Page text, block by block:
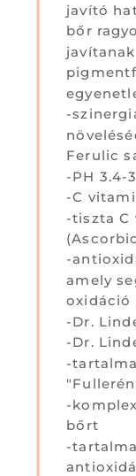
javító
bőr
-
Ferulic
-PH 3.4-
-C
-tiszta
-
amely
oxidáció
-Dr.
-Dr.
-
-
bőrt
-